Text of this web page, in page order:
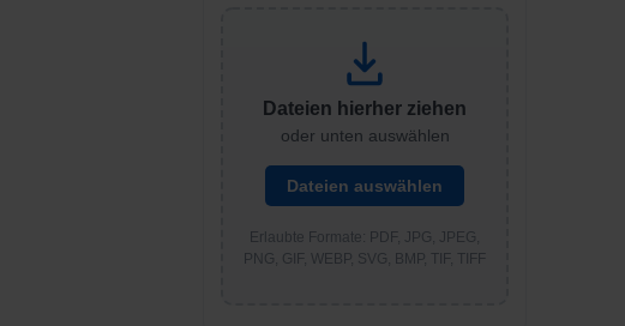
Dateien hierher ziehen
oder unten auswählen
Dateien auswählen
Erlaubte Formate: PDF, JPG, JPEG,
PNG, GIF, WEBP, SVG, BMP, TIF, TIFF